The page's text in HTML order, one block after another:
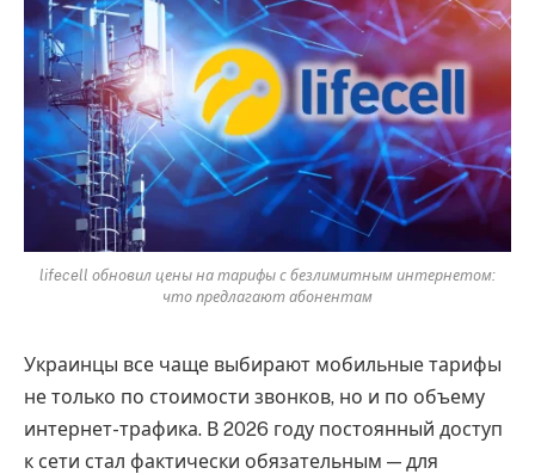
lifecell обновил цены на тарифы с безлимитным интернетом:
что предлагают абонентам
Украинцы все чаще выбирают мобильные тарифы
не только по стоимости звонков, но и по объему
интернет-трафика. В 2026 году постоянный доступ
к сети стал фактически обязательным — для